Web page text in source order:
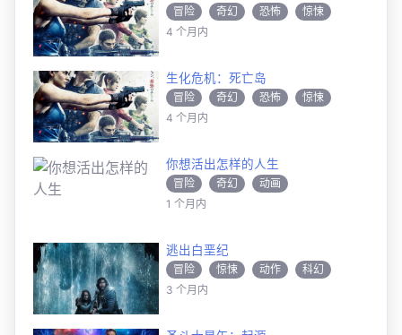
冒险 奇幻 恐怖
惊悚
动作
4 个月内
生化危机：死亡岛
冒险 奇幻 恐怖
惊悚
动作
4 个月内
你想活出怎样的人生
冒险 奇幻
动画
1 个月内
逃出白垩纪
冒险 惊悚 动作
科幻
剧情
3 个月内